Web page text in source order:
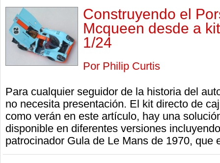
Construyendo el
Mcqueen desde a
1/24
Por Philip Curtis
Para cualquier seguidor de la historia del
no necesita presentación. El kit directo de
como verán en este artículo, hay una
disponible en diferentes versiones
patrocinador Gula de Le Mans de 1970, que